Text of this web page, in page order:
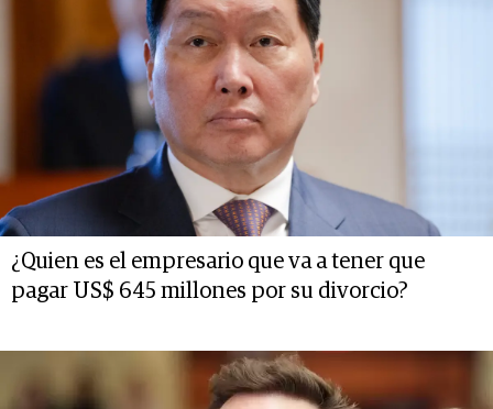
¿Quien es el empresario que va a tener que
pagar US$ 645 millones por su divorcio?